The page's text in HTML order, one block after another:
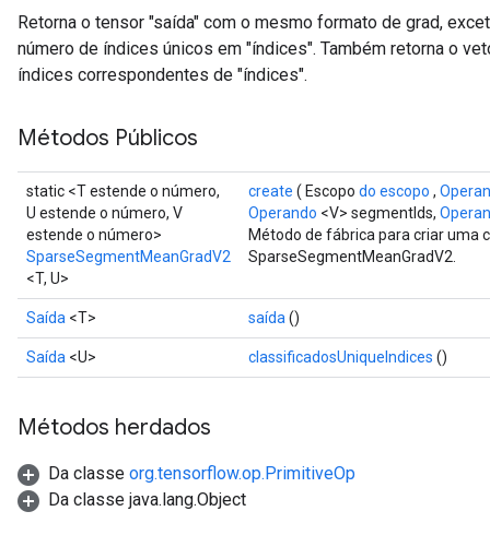
Retorna o tensor "saída" com o mesmo formato de grad,
número de índices únicos em "índices". Também retorna o
índices correspondentes de "índices".
Métodos Públicos
static <T estende o número,
U estende o número, V
estende o número>
SparseSegmentMeanGradV2
<T, U>
create ( Escopo do escopo ,
Operando <V> segmentIds,
Método de fábrica para criar uma
SparseSegmentMeanGradV2.
Saída <T> saída ()
Saída <U> classificadosUniqueIndices ()
Métodos herdados
Da classe org.tensorflow.op.PrimitiveOp
Da classe java.lang.Object